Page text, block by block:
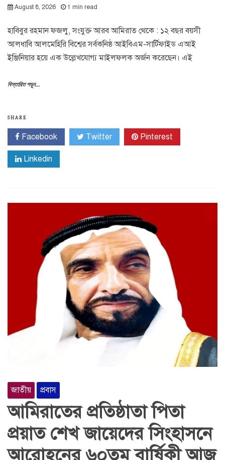
August 8, 2026 1 min read
হাবিবুর রহমান ফজলু, সংযুক্ত আরব আমিরাত থেকে : ১২ বছর বয়সী
আলধাবি আলমেহিরি বিশ্বের সর্বকনিষ্ঠ আইবিএম-সার্টিফাইড এআই
ইঞ্জিনিয়ার হয়ে এক উল্লেখযোগ্য মাইলফলক অর্জন করেছেন। এই
বিস্তারিত পড়ুন...
SHARE
Facebook Twitter Pinterest
Linkedin
জাতীয় প্রবাস
আমিরাতের প্রতিষ্ঠাতা পিতা
প্রয়াত শেখ জায়েদের সিংহাসনে
আরোহনের ৬০তম বার্ষিকী আজ